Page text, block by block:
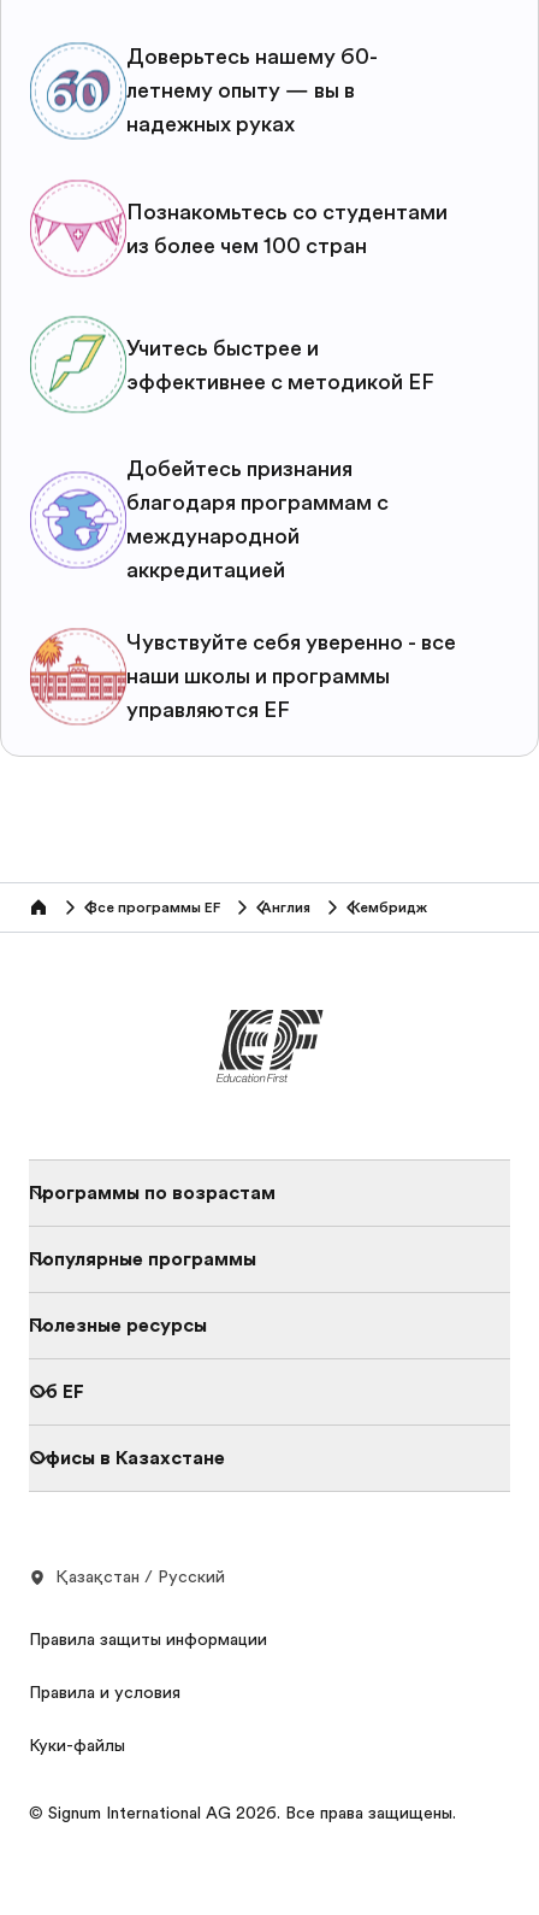
Доверьтесь нашему 60-
летнему опыту — вы в
надежных руках
Познакомьтесь со студентами
из более чем 100 стран
Учитесь быстрее и
эффективнее с методикой EF
Добейтесь признания
благодаря программам с
международной
аккредитацией
Чувствуйте себя уверенно - все
наши школы и программы
управляются EF
home Все программы EF Англия Кембридж
Программы по возрастам
Популярные программы
Полезные ресурсы
Об EF
Офисы в Казахстане
Қазақстан / Русский
Правила защиты информации
Правила и условия
Куки-файлы
© Signum International AG 2026. Все права защищены.